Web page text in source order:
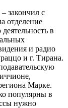
– закончил с
отделение
в
и радио
и г. Тирана.
Марке.
популярны в
нужно